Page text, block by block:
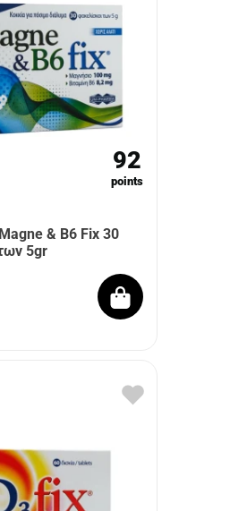
92
points
& B6 Fix 30
5gr